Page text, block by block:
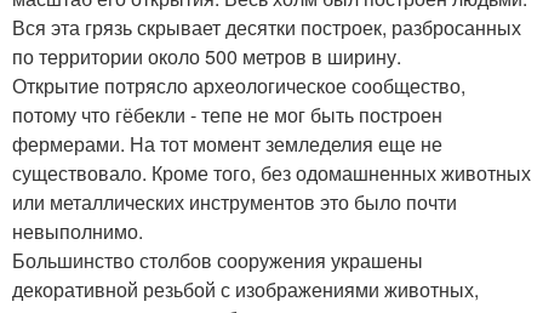
Вся эта грязь скрывает десятки построек, разбросанных
по территории около 500 метров в ширину.
Открытие потрясло археологическое сообщество,
потому что гёбекли - тепе не мог быть построен
фермерами. На тот момент земледелия еще не
существовало. Кроме того, без одомашненных животных
или металлических инструментов это было почти
невыполнимо.
Большинство столбов сооружения украшены
декоративной резьбой с изображениями животных,